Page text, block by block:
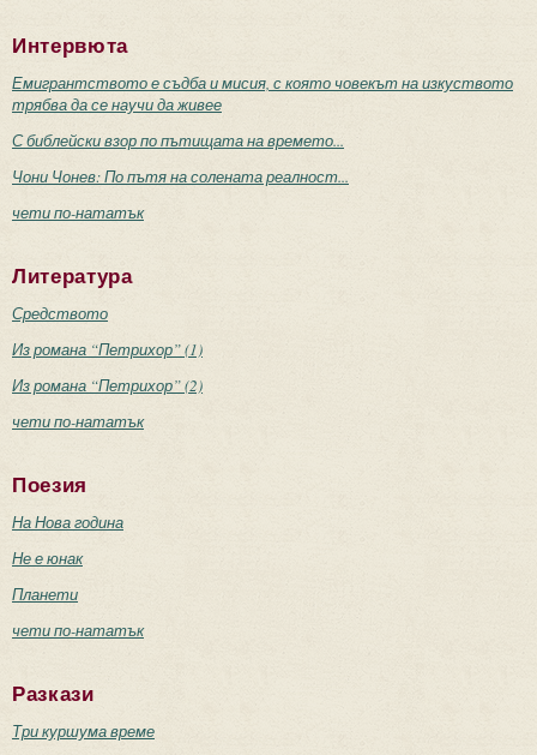
Интервюта
Емигрантството е съдба и мисия, с която човекът на изкуството
трябва да се научи да живее
С библейски взор по пътищата на времето...
Чони Чонев: По пътя на солената реалност...
чети по-нататък
Литература
Средството
Из романа “Петрихор” (1)
Из романа “Петрихор” (2)
чети по-нататък
Поезия
На Нова година
Не е юнак
Планети
чети по-нататък
Разкази
Три куршума време